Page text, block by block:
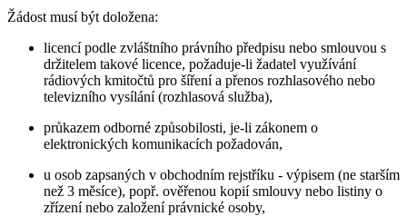
Žádost musí být doložena:
licencí podle zvláštního právního předpisu nebo smlouvou s
držitelem takové licence, požaduje-li žadatel využívání
rádiových kmitočtů pro šíření a přenos rozhlasového nebo
televizního vysílání (rozhlasová služba),
průkazem odborné způsobilosti, je-li zákonem o
elektronických komunikacích požadován,
u osob zapsaných v obchodním rejstříku - výpisem (ne starším
než 3 měsíce), popř. ověřenou kopií smlouvy nebo listiny o
zřízení nebo založení právnické osoby,